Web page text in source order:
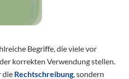
Begriffe, die viele vor
korrekten Verwendung stellen.
die Rechtschreibung, sondern